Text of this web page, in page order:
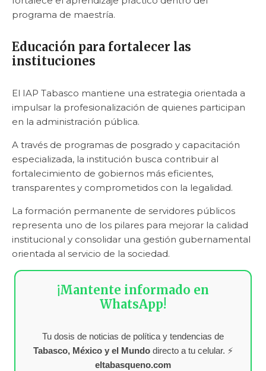
programa de maestría.
Educación para fortalecer las
instituciones
El IAP Tabasco mantiene una estrategia orientada a
impulsar la profesionalización de quienes participan
en la administración pública.
A través de programas de posgrado y capacitación
especializada, la institución busca contribuir al
fortalecimiento de gobiernos más eficientes,
transparentes y comprometidos con la legalidad.
La formación permanente de servidores públicos
representa uno de los pilares para mejorar la calidad
institucional y consolidar una gestión gubernamental
orientada al servicio de la sociedad.
¡Mantente informado en
WhatsApp!
Tu dosis de noticias de política y tendencias de
Tabasco, México y el Mundodirecto a tu celular. ⚡
eltabasqueno.com